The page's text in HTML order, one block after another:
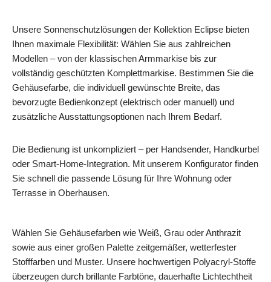
Unsere Sonnenschutzlösungen der Kollektion Eclipse bieten
Ihnen maximale Flexibilität: Wählen Sie aus zahlreichen
Modellen – von der klassischen Armmarkise bis zur
vollständig geschützten Komplettmarkise. Bestimmen Sie die
Gehäusefarbe, die individuell gewünschte Breite, das
bevorzugte Bedienkonzept (elektrisch oder manuell) und
zusätzliche Ausstattungsoptionen nach Ihrem Bedarf.
Die Bedienung ist unkompliziert – per Handsender, Handkurbel
oder Smart‑Home‑Integration. Mit unserem Konfigurator finden
Sie schnell die passende Lösung für Ihre Wohnung oder
Terrasse in Oberhausen.
Wählen Sie Gehäusefarben wie Weiß, Grau oder Anthrazit
sowie aus einer großen Palette zeitgemäßer, wetterfester
Stofffarben und Muster. Unsere hochwertigen Polyacryl‑Stoffe
überzeugen durch brillante Farbtöne, dauerhafte Lichtechtheit